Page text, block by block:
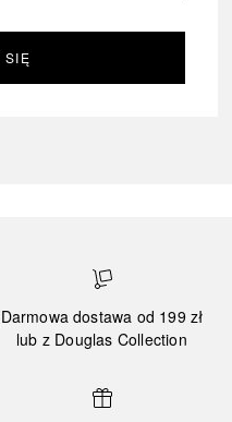
SIĘ
Darmowa dostawa od 199 zł
lub z Douglas Collection